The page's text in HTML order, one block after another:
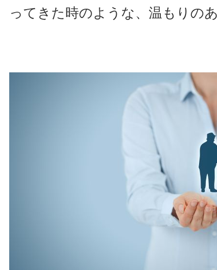
ってきた時のような、温もりの